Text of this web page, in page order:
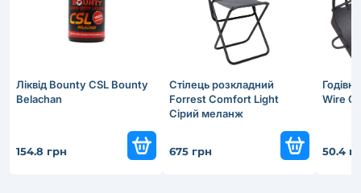
Ліквід Bounty CSL Bounty
Belachan
154.8 грн
Стілець розкладний
Forrest Comfort Light
Сірий меланж
675 грн
Wire
50.4